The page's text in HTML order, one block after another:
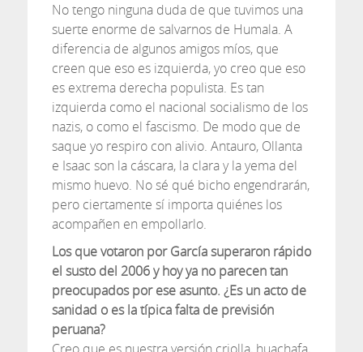
No tengo ninguna duda de que tuvimos una
suerte enorme de salvarnos de Humala. A
diferencia de algunos amigos míos, que
creen que eso es izquierda, yo creo que eso
es extrema derecha populista. Es tan
izquierda como el nacional socialismo de los
nazis, o como el fascismo. De modo que de
saque yo respiro con alivio. Antauro, Ollanta
e Isaac son la cáscara, la clara y la yema del
mismo huevo. No sé qué bicho engendrarán,
pero ciertamente sí importa quiénes los
acompañen en empollarlo.
Los que votaron por García superaron rápido
el susto del 2006 y hoy ya no parecen tan
preocupados por ese asunto. ¿Es un acto de
sanidad o es la típica falta de previsión
peruana?